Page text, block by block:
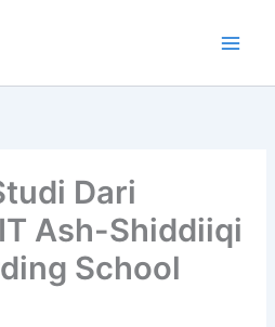
Dari
Ash-Shiddiiqi
School